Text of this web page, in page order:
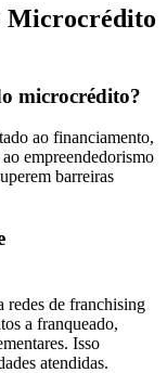
Microcrédito
microcrédito?
ao financiamento,
empreendedorismo
barreiras
redes de franchising
a franqueado,
Isso
atendidas.